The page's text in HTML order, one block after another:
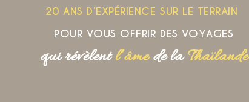
20 ANS D’EXPÉRIENCE SUR LE TERRAIN
POUR VOUS OFFRIR DES VOYAGES
qui révèlentl’âmede laThaïlande